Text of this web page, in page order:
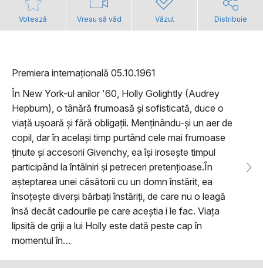
Votează Vreau să văd Văzut Distribuie
Premiera internațională 05.10.1961
În New York-ul anilor '60, Holly Golightly (Audrey
Hepburn), o tânără frumoasă și sofisticată, duce o
viață ușoară și fără obligații. Menținându-și un aer de
copil, dar în același timp purtând cele mai frumoase
ținute și accesorii Givenchy, ea își irosește timpul
participând la întâlniri și petreceri pretențioase.În
așteptarea unei căsătorii cu un domn înstărit, ea
însoțește diverși bărbați înstăriți, de care nu o leagă
însă decât cadourile pe care aceștia i le fac. Viața
lipsită de griji a lui Holly este dată peste cap în
momentul în…